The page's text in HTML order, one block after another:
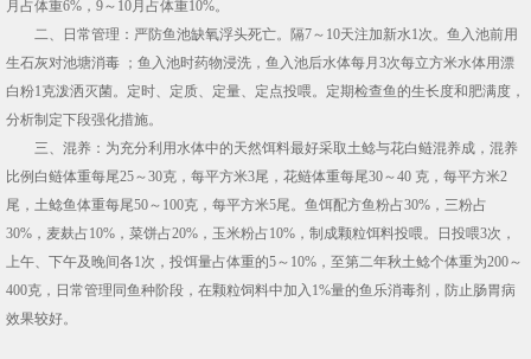
月占体重6%，9～10月占体重10%。
二、日常管理：严防鱼池缺氧浮头死亡。隔7～10天注加新水1次。鱼入池前用
生石灰对池塘消毒 ；鱼入池时药物浸洗，鱼入池后水体每月3次每立方米水体用漂
白粉1克泼洒灭菌。定时、定质、定量、定点投喂。定期检查鱼的生长度和肥满度，
分析制定下段强化措施。
三、混养：为充分利用水体中的天然饵料最好采取土鲶与花白鲢混养成，混养
比例白鲢体重每尾25～30克，每平方米3尾，花鲢体重每尾30～40 克，每平方米2
尾，土鲶鱼体重每尾50～100克，每平方米5尾。鱼饵配方鱼粉占30%，三粉占
30%，麦麸占10%，菜饼占20%，玉米粉占10%，制成颗粒饵料投喂。日投喂3次，
上午、下午及晚间各1次，投饵量占体重的5～10%，至第二年秋土鲶个体重为200～
400克，日常管理同鱼种阶段，在颗粒饲料中加入1%量的鱼乐消毒剂，防止肠胃病
效果较好。